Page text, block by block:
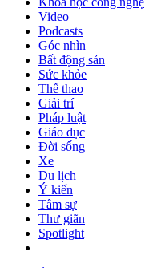
Video
Podcasts
Góc nhìn
Bất động sản
Sức khỏe
Thể thao
Giải trí
Pháp luật
Giáo dục
Đời sống
Xe
Du lịch
Ý kiến
Tâm sự
Thư giãn
Spotlight